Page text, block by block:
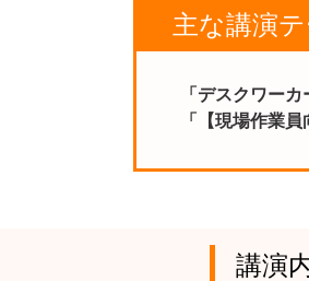
主な講演
「デスクワー
「【現場作業
講演